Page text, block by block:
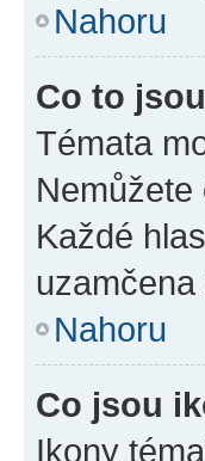
Nahoru
Co to
Témata
Každé
Nahoru
Co jsou
Ikony